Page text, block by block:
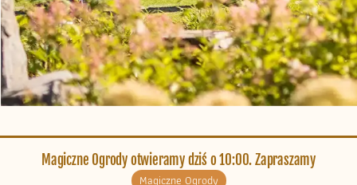
Magiczne Ogrody otwieramy dziś o 10:00. Zapraszamy
Magiczne Ogrody